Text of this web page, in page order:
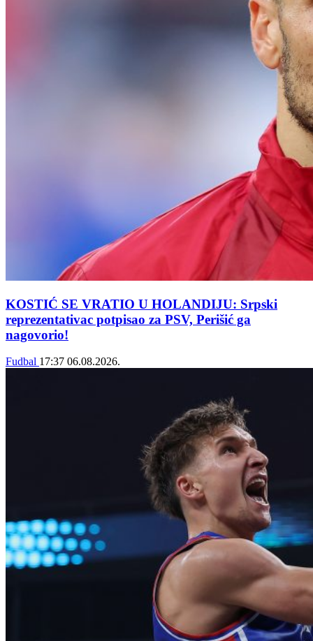
KOSTIĆ SE VRATIO U HOLANDIJU: Srpski
reprezentativac potpisao za PSV, Perišić ga
nagovorio!
Fudbal 17:37 06.08.2026.